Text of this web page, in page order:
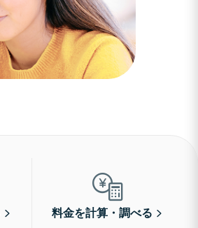
料金を計算・調べる